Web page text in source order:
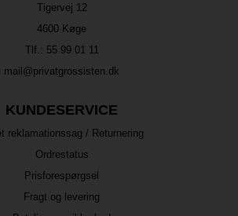
Tigervej 12
4600 Køge
Tlf.: 55 99 01 11
mail@privatgrossisten.dk
KUNDESERVICE
reklamationssag / Returnering
Ordrestatus
Prisforespørgsel
Fragt og levering